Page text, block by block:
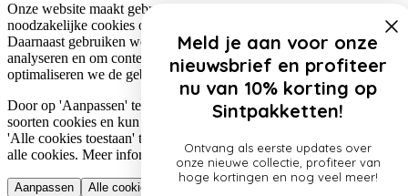
Onze website maakt gebruik van cookies. Zo gebruiken wij
noodzakelijke cookies om de website functioneel te houden.
Daarnaast gebruiken we cookies om het verkeer op onze website te
analyseren en om content te personaliseren. Op deze manier
optimaliseren we de gebruikerservaring op onze website.
Door op 'Aanpassen' te klikken, lees je meer over de specifieke
soorten cookies en kun je jouw voorkeuren aanpassen. Door op
'Alle cookies toestaan' te klikken, ga je akkoord met het gebruik van
alle cookies. Meer informatie over ons cookiebeleid lees je hier.
Aanpassen Alle cookies toestaan
Meld je aan voor onze
nieuwsbrief en profiteer
nu van 10% korting op
Sintpakketten!
Ontvang als eerste updates over
onze nieuwe collectie, profiteer van
hoge kortingen en nog veel meer!